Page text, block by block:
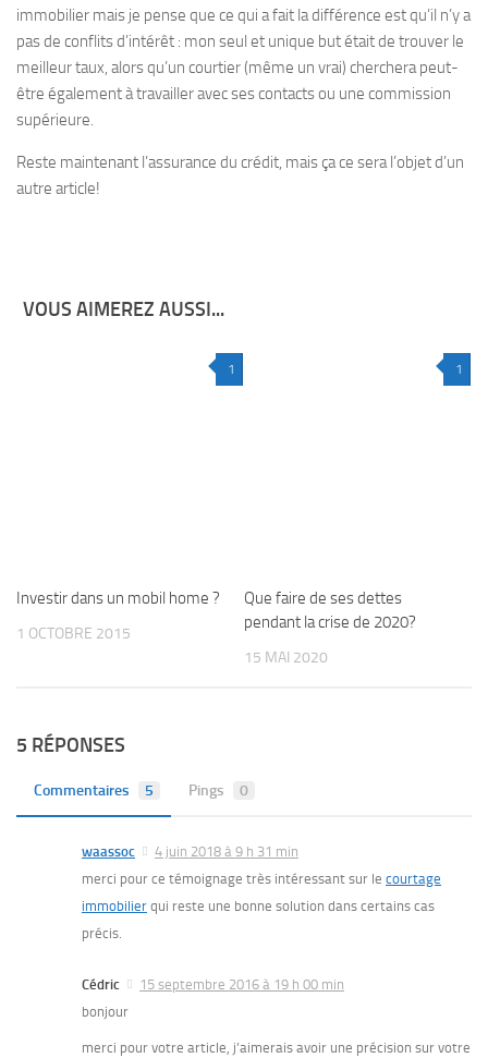
immobilier mais je pense que ce qui a fait la différence est qu’il n’y a
pas de conflits d’intérêt : mon seul et unique but était de trouver le
meilleur taux, alors qu’un courtier (même un vrai) cherchera peut-
être également à travailler avec ses contacts ou une commission
supérieure.
Reste maintenant l’assurance du crédit, mais ça ce sera l’objet d’un
autre article!
VOUS AIMEREZ AUSSI...
1
Investir dans un mobil home ?
1 OCTOBRE 2015
1
Que faire de ses dettes
pendant la crise de 2020?
15 MAI 2020
5 RÉPONSES
Commentaires 5 Pings 0
waassoc
4 juin 2018 à 9 h 31 min
merci pour ce témoignage très intéressant sur le courtage
immobilier qui reste une bonne solution dans certains cas
précis.
Cédric
15 septembre 2016 à 19 h 00 min
bonjour
merci pour votre article, j’aimerais avoir une précision sur votre